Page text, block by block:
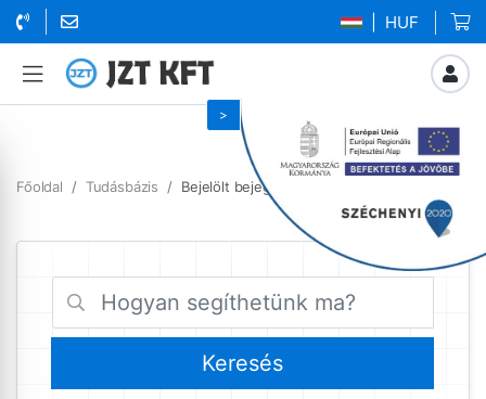
| HUF
Főoldal Tudásbázis Bejelölt bejegyzések MetaTrader